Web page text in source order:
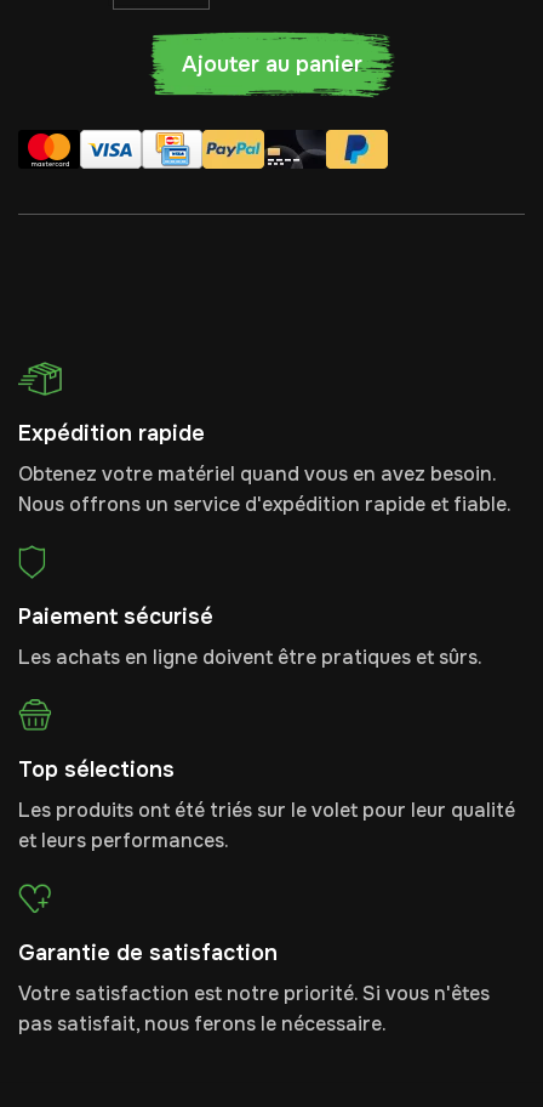
Ajouter au panier
Expédition rapide
Obtenez votre matériel quand vous en avez besoin.
Nous offrons un service d'expédition rapide et fiable.
Paiement sécurisé
Les achats en ligne doivent être pratiques et sûrs.
Top sélections
Les produits ont été triés sur le volet pour leur qualité
et leurs performances.
Garantie de satisfaction
Votre satisfaction est notre priorité. Si vous n'êtes
pas satisfait, nous ferons le nécessaire.